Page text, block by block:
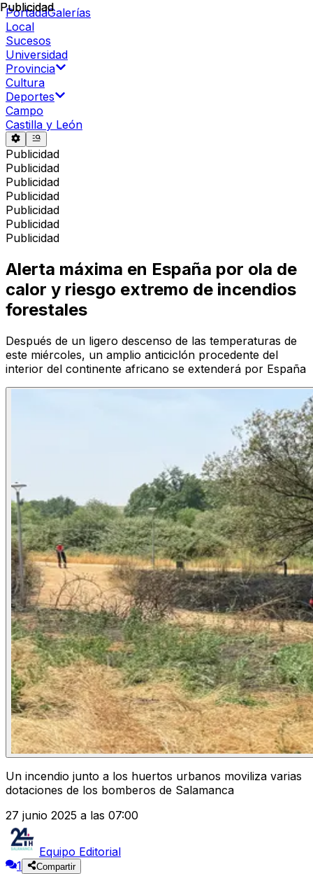
PortadaGalerías
Local
Sucesos
Universidad
Provincia
Cultura
Deportes
Campo
Castilla y León
Publicidad
Publicidad
Publicidad
Publicidad
Publicidad
Publicidad
Publicidad
Publicidad
Alerta máxima en España por ola de
calor y riesgo extremo de incendios
forestales
Después de un ligero descenso de las temperaturas de
este miércoles, un amplio anticiclón procedente del
interior del continente africano se extenderá por España
Un incendio junto a los huertos urbanos moviliza varias
dotaciones de los bomberos de Salamanca
27 junio 2025 a las 07:00
Equipo Editorial
1
Compartir
Publicidad